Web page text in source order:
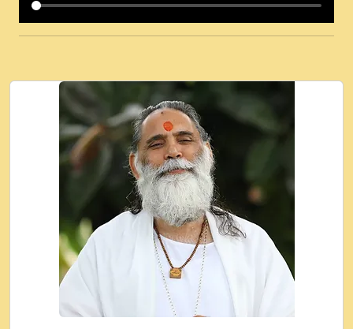
कई पकड क मर हथ र मह वदवन पहच दय! मह जन
Ki - Krishna Bhajan - New Bhajan 2020
#Ishwar Bhakti.mp3
जब से गीता ज्ञान पाया मैं बड़ी मस्ती में हूँ । 2018 -
Rishikesh - Ratan Ji Rasik.mp3
तन हल दल द सनव मड उतत सर रख क, नल रव त
गल लग जव त सर उतत हथ रख द!.mp3
तू कर प्रीतम से प्रीत, यूहीं दिन बीतते जाते हैं ।
2018 - Rishikesh - Swami Gyananand Ji
Maharaj.mp3
न म गवद गपल गद फर, पयर महन न रझद फर! shri